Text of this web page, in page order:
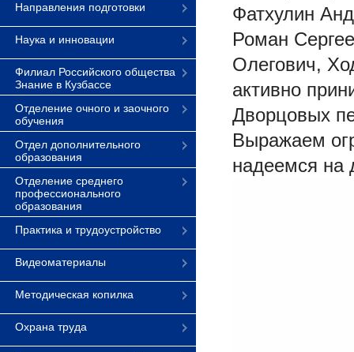
Направления подготовки
Наука и инновации
Филиал Российского общества
Знание в Кузбассе
Отделение очного и заочного
обучения
Отдел дополнительного
образования
Отделение среднего
профессионального
образования
Практика и трудоустройство
Видеоматериалы
Методическая копилка
Охрана труда
Фатхулин
Роман
Олегович,
активно
Дворцовых
Выражаем
надеемся на